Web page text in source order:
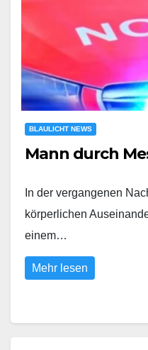
BLAULICHT NEWS
Mann durch
In der vergangenen
körperlichen
einem…
Mehr lesen